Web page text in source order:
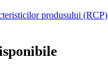
produsului (RCP)